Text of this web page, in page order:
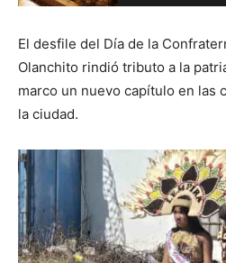
El desfile del Día de la
Olanchito rindió tributo a la
marco un nuevo capítulo en las
la ciudad.